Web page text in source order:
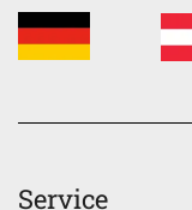
Service